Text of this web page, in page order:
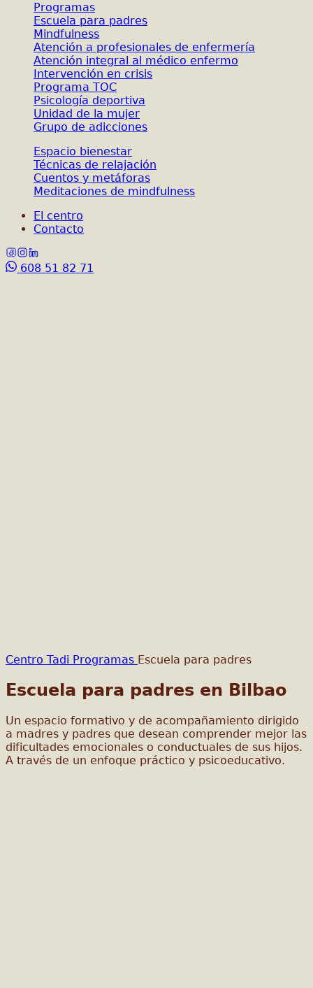
Programas
Escuela para padres
Mindfulness
Atención a profesionales de enfermería
Atención integral al médico enfermo
Intervención en crisis
Programa TOC
Psicología deportiva
Unidad de la mujer
Grupo de adicciones
Espacio bienestar
Técnicas de relajación
Cuentos y metáforas
Meditaciones de mindfulness
El centro
Contacto
608 51 82 71
Centro Tadi Programas Escuela para padres
Escuela para padres en Bilbao
Un espacio formativo y de acompañamiento dirigido
a madres y padres que desean comprender mejor las
dificultades emocionales o conductuales de sus hijos.
A través de un enfoque práctico y psicoeducativo.